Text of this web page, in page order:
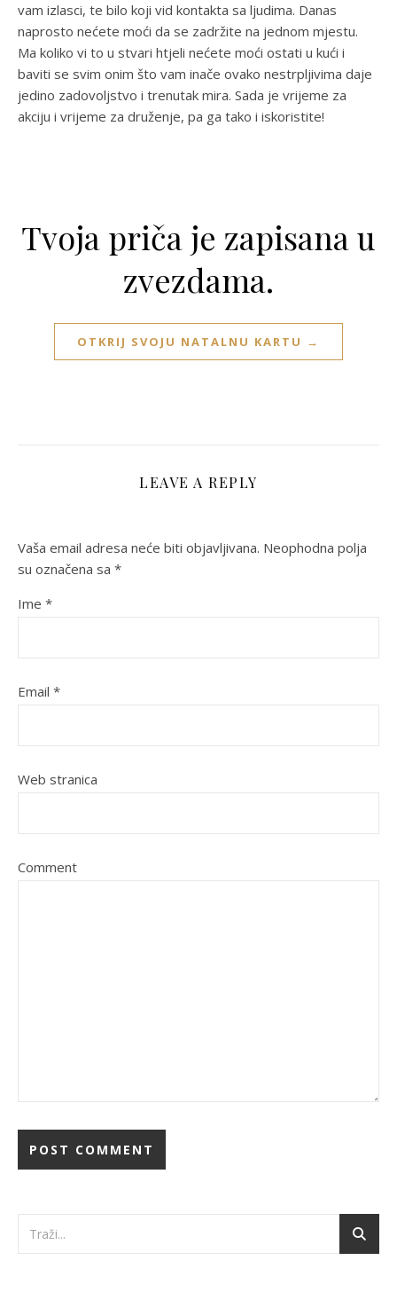
vam izlasci, te bilo koji vid kontakta sa ljudima. Danas
naprosto nećete moći da se zadržite na jednom mjestu.
Ma koliko vi to u stvari htjeli nećete moći ostati u kući i
baviti se svim onim što vam inače ovako nestrpljivima daje
jedino zadovoljstvo i trenutak mira. Sada je vrijeme za
akciju i vrijeme za druženje, pa ga tako i iskoristite!
Tvoja priča je zapisana u
zvezdama.
OTKRIJ SVOJU NATALNU KARTU →
LEAVE A REPLY
Vaša email adresa neće biti objavljivana. Neophodna polja
su označena sa *
Ime *
Email *
Web stranica
Comment